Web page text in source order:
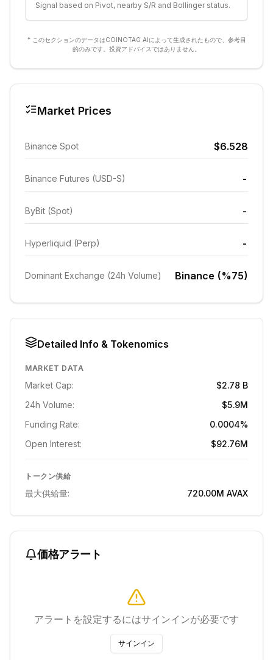
Signal based on Pivot, nearby S/R and Bollinger status.
* このセクションのデータはCOINOTAG AIによって生成されたもので、参考目
的のみです。投資アドバイスではありません。
Market Prices
Binance Spot $6.528
Binance Futures (USD-S) -
ByBit (Spot) -
Hyperliquid (Perp) -
Dominant Exchange (24h Volume) Binance (%75)
Detailed Info & Tokenomics
MARKET DATA
Market Cap:
$2.78 B
24h Volume:
$5.9M
Funding Rate:
0.0004%
Open Interest:
$92.76M
トークン供給
最大供給量: 720.00M AVAX
価格アラート
アラートを設定するにはサインインが必要です
サインイン